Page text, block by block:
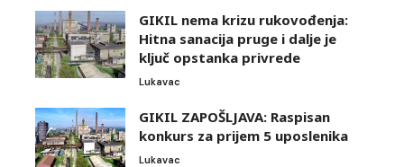
GIKIL nema krizu rukovođenja:
Hitna sanacija pruge i dalje je
ključ opstanka privrede
Lukavac
GIKIL ZAPOŠLJAVA: Raspisan
konkurs za prijem 5 uposlenika
Lukavac